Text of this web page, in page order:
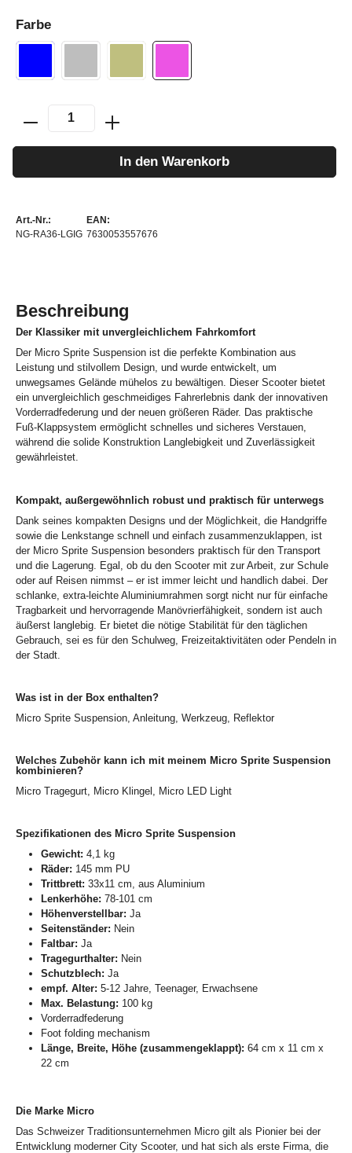
Farbe
In den Warenkorb
Art.-Nr.:
NG-RA36-LGIG
EAN:
7630053557676
Beschreibung
Der Klassiker mit unvergleichlichem Fahrkomfort
Der Micro Sprite Suspension ist die perfekte Kombination aus
Leistung und stilvollem Design, und wurde entwickelt, um
unwegsames Gelände mühelos zu bewältigen. Dieser Scooter bietet
ein unvergleichlich geschmeidiges Fahrerlebnis dank der innovativen
Vorderradfederung und der neuen größeren Räder. Das praktische
Fuß-Klappsystem ermöglicht schnelles und sicheres Verstauen,
während die solide Konstruktion Langlebigkeit und Zuverlässigkeit
gewährleistet.
Kompakt, außergewöhnlich robust und praktisch für unterwegs
Dank seines kompakten Designs und der Möglichkeit, die Handgriffe
sowie die Lenkstange schnell und einfach zusammenzuklappen, ist
der Micro Sprite Suspension besonders praktisch für den Transport
und die Lagerung. Egal, ob du den Scooter mit zur Arbeit, zur Schule
oder auf Reisen nimmst – er ist immer leicht und handlich dabei. Der
schlanke, extra-leichte Aluminiumrahmen sorgt nicht nur für einfache
Tragbarkeit und hervorragende Manövrierfähigkeit, sondern ist auch
äußerst langlebig. Er bietet die nötige Stabilität für den täglichen
Gebrauch, sei es für den Schulweg, Freizeitaktivitäten oder Pendeln in
der Stadt.
Was ist in der Box enthalten?
Micro Sprite Suspension, Anleitung, Werkzeug, Reflektor
Welches Zubehör kann ich mit meinem Micro Sprite Suspension
kombinieren?
Micro Tragegurt, Micro Klingel, Micro LED Light
Spezifikationen des Micro Sprite Suspension
Gewicht: 4,1 kg
Räder: 145 mm PU
Trittbrett: 33x11 cm, aus Aluminium
Lenkerhöhe: 78-101 cm
Höhenverstellbar: Ja
Seitenständer: Nein
Faltbar: Ja
Tragegurthalter: Nein
Schutzblech: Ja
empf. Alter: 5-12 Jahre, Teenager, Erwachsene
Max. Belastung: 100 kg
Vorderradfederung
Foot folding mechanism
Länge, Breite, Höhe (zusammengeklappt): 64 cm x 11 cm x
22 cm
Die Marke Micro
Das Schweizer Traditionsunternehmen Micro gilt als Pionier bei der
Entwicklung moderner City Scooter, und hat sich als erste Firma, die